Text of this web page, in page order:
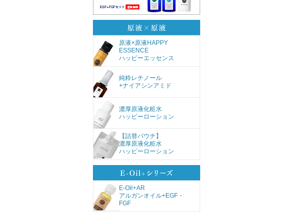
原液×原液HAPPY
ESSENCE
ハッピーエッセンス
純粋レチノール
+ナイアシンアミド
濃厚原液化粧水
ハッピーローション
【詰替パウチ】
濃厚原液化粧水
ハッピーローション
E-Oil+AR
アルガンオイル+EGF・
FGF